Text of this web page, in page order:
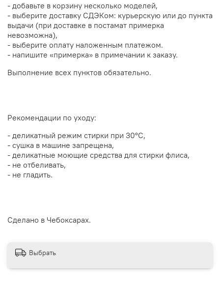
- добавьте в корзину несколько моделей,
- выберите доставку СДЭКом: курьерскую или до пункта
выдачи (при доставке в постамат примерка
невозможна),
- выберите оплату наложенным платежом.
- напишите «примерка» в примечании к заказу.
Выполнение всех пунктов обязательно.
Рекомендации по уходу:
- деликатный режим стирки при 30°С,
- сушка в машине запрещена,
- деликатные моющие средства для стирки флиса,
- не отбеливать,
- не гладить.
Сделано в Чебоксарах.
Выбрать